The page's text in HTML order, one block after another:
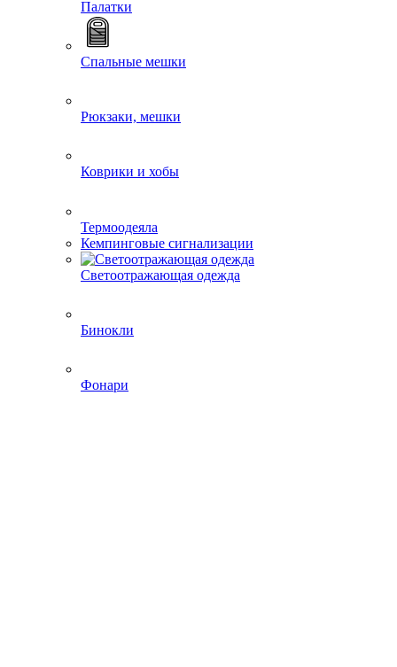
Палатки
Спальные мешки
Рюкзаки, мешки
Коврики и хобы
Термоодеяла
Кемпинговые сигнализации
Светоотражающая одежда
Бинокли
Фонари